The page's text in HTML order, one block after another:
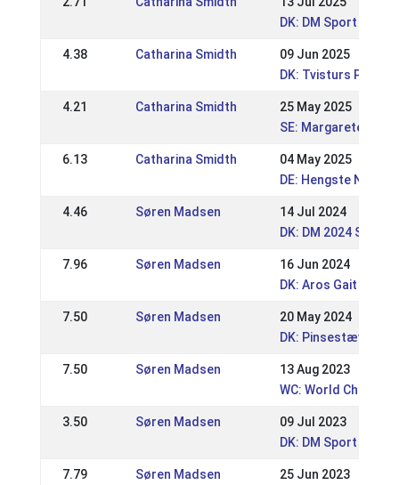
DK: DM Sport 2025
4.38 Catharina Smidth
09 Jun 2025
DK: Tvisturs
4.21 Catharina Smidth
25 May 2025
SE: Margaretehof
6.13 Catharina Smidth
04 May 2025
DE: Hengste Nord
4.46 Søren Madsen
14 Jul 2024
DK: DM 2024 Sport
7.96 Søren Madsen
16 Jun 2024
DK: Aros Gait Event
7.50 Søren Madsen
20 May 2024
DK: Pinsestævnet -
7.50 Søren Madsen
13 Aug 2023
WC: World
3.50 Søren Madsen
09 Jul 2023
DK: DM Sport 2023
7.79 Søren Madsen
25 Jun 2023